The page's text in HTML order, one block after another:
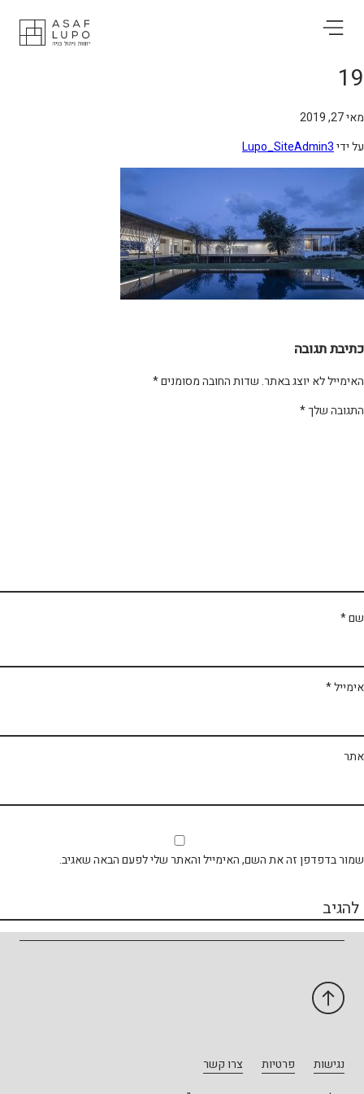
2019
ידיLupo_SiteAdmin3
תגובה
לא יוצג באתר.שדות החובה מסומנים*
שלך*
*
*
בדפדפן זה את השם, האימייל והאתר שלי לפעם הבאה שאגיב.
נגישות פרטיות
צרו קשר